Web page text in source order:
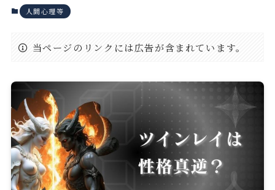
人間心理等
当ページのリンクには広告が含まれています。